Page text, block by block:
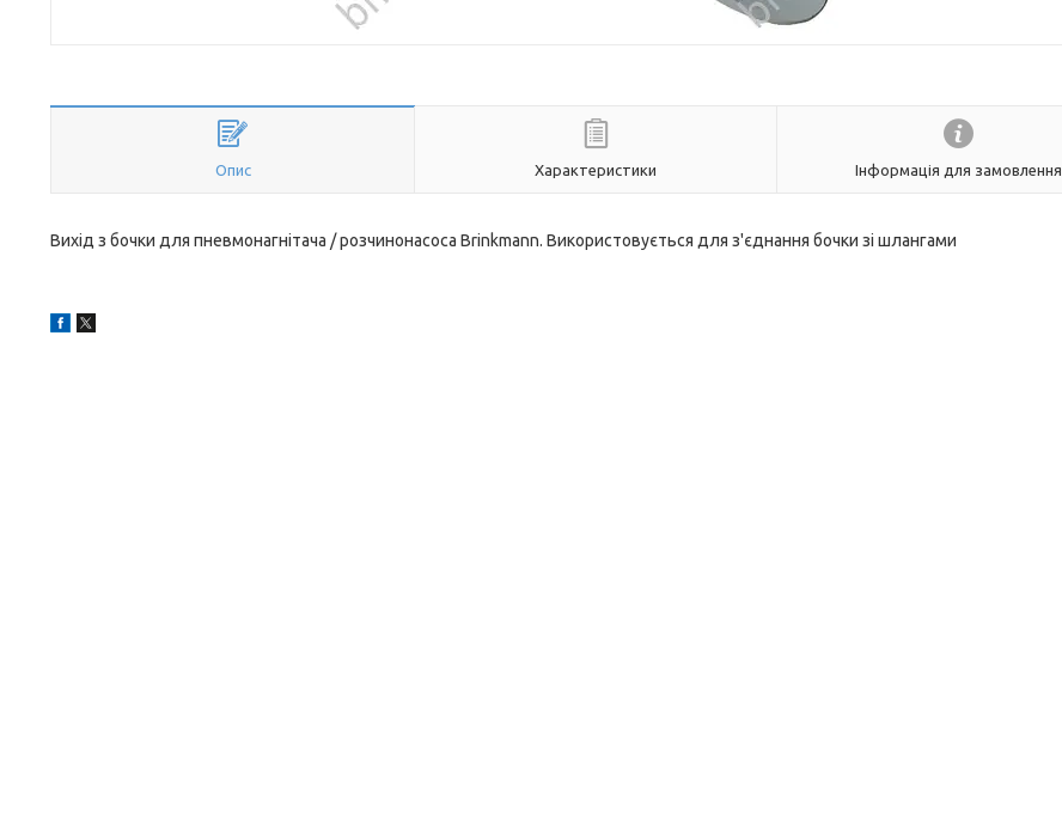
Опис Характеристики Інформація для замовлення
Вихід з бочки для пневмонагнітача / розчинонасоса Brinkmann. Використовується для з'єднання бочки зі шлангами